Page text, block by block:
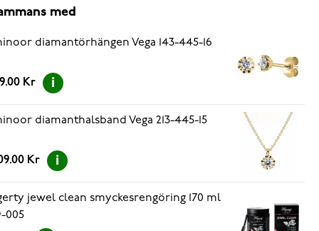
med
diamantörhängen Vega 143-445-16
Kr
diamanthalsband Vega 213-445-15
Kr
jewel clean smyckesrengöring 170 ml
005